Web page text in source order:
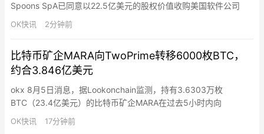
Spoons SpA已同意以22.5亿美元的股权价值收购美国软件公司
Airtable，将以全现金交易完成。扣除Airtable账上约9.65亿美元净
现金后，企业价值约为12.9亿美元。这一价格较Airtable在2021年
又一例证…
OK快讯 2分钟前
比特币矿企MARA向TwoPrime转移6000枚BTC，
约合3.846亿美元
okx 8月5日消息，据Lookonchain监测，持有3.6303万枚
BTC（23.4亿美元）的比特币矿企MARA在过去5小时内向
TwoPrime转移6000枚BTC（3.846亿美元）。该转移不一定是出
售，可能用于资产管理。
OK快讯 17分钟前